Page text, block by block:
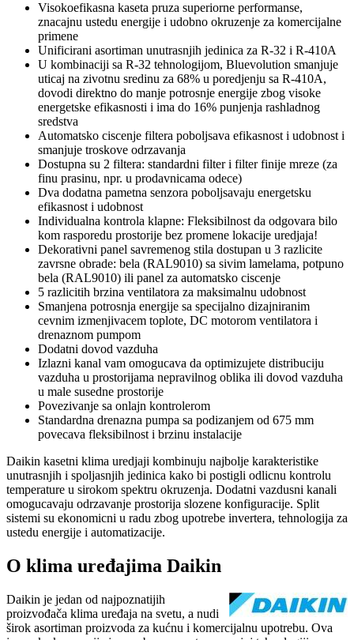
Visokoefikasna kaseta pruza superiorne performanse,
znacajnu ustedu energije i udobno okruzenje za komercijalne
primene
Unificirani asortiman unutrasnjih jedinica za R-32 i R-410A
U kombinaciji sa R-32 tehnologijom, Bluevolution smanjuje
uticaj na zivotnu sredinu za 68% u poredjenju sa R-410A,
dovodi direktno do manje potrosnje energije zbog visoke
energetske efikasnosti i ima do 16% punjenja rashladnog
sredstva
Automatsko ciscenje filtera poboljsava efikasnost i udobnost i
smanjuje troskove odrzavanja
Dostupna su 2 filtera: standardni filter i filter finije mreze (za
finu prasinu, npr. u prodavnicama odece)
Dva dodatna pametna senzora poboljsavaju energetsku
efikasnost i udobnost
Individualna kontrola klapne: Fleksibilnost da odgovara bilo
kom rasporedu prostorije bez promene lokacije uredjaja!
Dekorativni panel savremenog stila dostupan u 3 razlicite
zavrsne obrade: bela (RAL9010) sa sivim lamelama, potpuno
bela (RAL9010) ili panel za automatsko ciscenje
5 razlicitih brzina ventilatora za maksimalnu udobnost
Smanjena potrosnja energije sa specijalno dizajniranim
cevnim izmenjivacem toplote, DC motorom ventilatora i
drenaznom pumpom
Dodatni dovod vazduha
Izlazni kanal vam omogucava da optimizujete distribuciju
vazduha u prostorijama nepravilnog oblika ili dovod vazduha
u male susedne prostorije
Povezivanje sa onlajn kontrolerom
Standardna drenazna pumpa sa podizanjem od 675 mm
povecava fleksibilnost i brzinu instalacije
Daikin kasetni klima uredjaji kombinuju najbolje karakteristike
unutrasnjih i spoljasnjih jedinica kako bi postigli odlicnu kontrolu
temperature u sirokom spektru okruzenja. Dodatni vazdusni kanali
omogucavaju odrzavanje prostorija slozene konfiguracije. Split
sistemi su ekonomicni u radu zbog upotrebe invertera, tehnologija za
ustedu energije i automatizacije.
O klima uređajima Daikin
Daikin je jedan od najpoznatijih
proizvođača klima uređaja na svetu, a nudi
širok asortiman proizvoda za kućnu i komercijalnu upotrebu. Ova